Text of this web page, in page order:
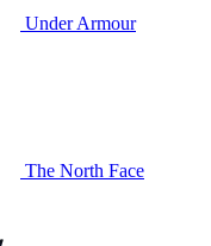
Under Armour
The North Face